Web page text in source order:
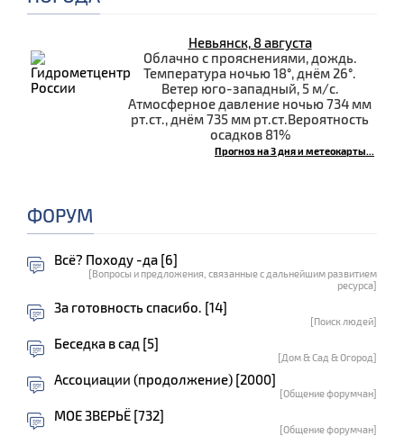
Невьянск, 8 августа
Облачно с прояснениями, дождь.
Температура ночью 18°, днём 26°.
Ветер юго-западный, 5 м/с.
Атмосферное давление ночью 734 мм
рт.ст., днём 735 мм рт.ст.Вероятность
осадков 81%
Прогноз на 3 дня и метеокарты...
ФОРУМ
Всё? Походу -да [6]
[Вопросы и предложения, связанные с дальнейшим развитием
ресурса]
За готовность спасибо. [14]
[Поиск людей]
Беседка в сад [5]
[Дом & Сад & Огород]
Ассоциации (продолжение) [2000]
[Общение форумчан]
МОЕ ЗВЕРЬЁ [732]
[Общение форумчан]